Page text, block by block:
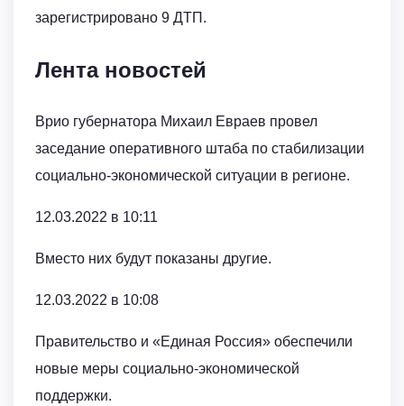
зарегистрировано 9 ДТП.
Лента новостей
Врио губернатора Михаил Евраев провел
заседание оперативного штаба по стабилизации
социально-экономической ситуации в регионе.
12.03.2022 в 10:11
Вместо них будут показаны другие.
12.03.2022 в 10:08
Правительство и «Единая Россия» обеспечили
новые меры социально-экономической
поддержки.